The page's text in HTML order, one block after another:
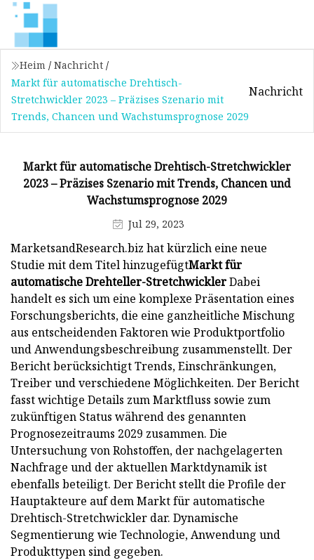
Heim / Nachricht /
Markt für automatische Drehtisch-
Stretchwickler 2023 – Präzises Szenario mit
Trends, Chancen und Wachstumsprognose 2029
Nachricht
Markt für automatische Drehtisch-Stretchwickler
2023 – Präzises Szenario mit Trends, Chancen und
Wachstumsprognose 2029
Jul 29, 2023
MarketsandResearch.biz hat kürzlich eine neue
Studie mit dem Titel hinzugefügtMarkt für
automatische Drehteller-StretchwicklerDabei
handelt es sich um eine komplexe Präsentation eines
Forschungsberichts, die eine ganzheitliche Mischung
aus entscheidenden Faktoren wie Produktportfolio
und Anwendungsbeschreibung zusammenstellt. Der
Bericht berücksichtigt Trends, Einschränkungen,
Treiber und verschiedene Möglichkeiten. Der Bericht
fasst wichtige Details zum Marktfluss sowie zum
zukünftigen Status während des genannten
Prognosezeitraums 2029 zusammen. Die
Untersuchung von Rohstoffen, der nachgelagerten
Nachfrage und der aktuellen Marktdynamik ist
ebenfalls beteiligt. Der Bericht stellt die Profile der
Hauptakteure auf dem Markt für automatische
Drehtisch-Stretchwickler dar. Dynamische
Segmentierung wie Technologie, Anwendung und
Produkttypen sind gegeben.